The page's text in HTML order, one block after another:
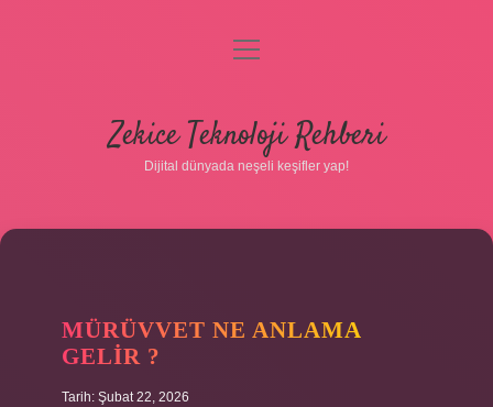
Gizlilik Politikası
Hakkımızda
menüyü
Zekice Teknoloji Rehberi
Dijital dünyada neşeli keşifler yap!
MÜRÜVVET NE ANLAMA
GELIR ?
Tarih: Şubat 22, 2026